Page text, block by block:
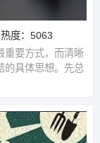
热度：5063
重要方式，而清晰
的具体思想。先总